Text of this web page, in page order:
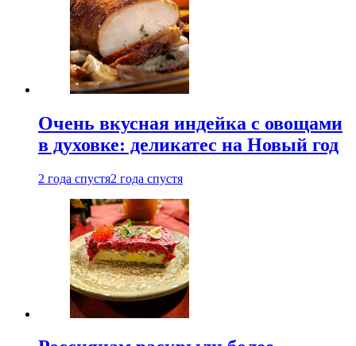
Очень вкусная индейка с овощами
в духовке: деликатес на Новый год
2 года спустя2 года спустя